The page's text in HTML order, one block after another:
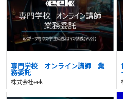
専門学校 オンライン講師 業
務委託
株式会社eek